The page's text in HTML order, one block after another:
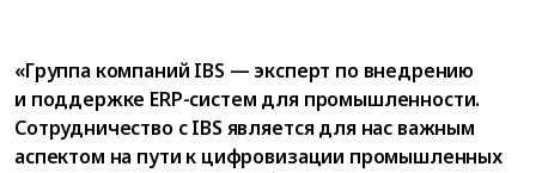
«Группа компаний IBS — эксперт по внедрению
и поддержке ERP-систем для промышленности.
Сотрудничество с IBS является для нас важным
аспектом на пути к цифровизации промышленных